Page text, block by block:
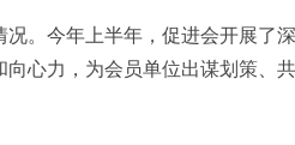
。今年上半年，促进会开展了
心力，为会员单位出谋划策、